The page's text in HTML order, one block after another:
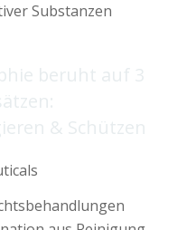
Substanzen
beruht auf 3
& Schützen